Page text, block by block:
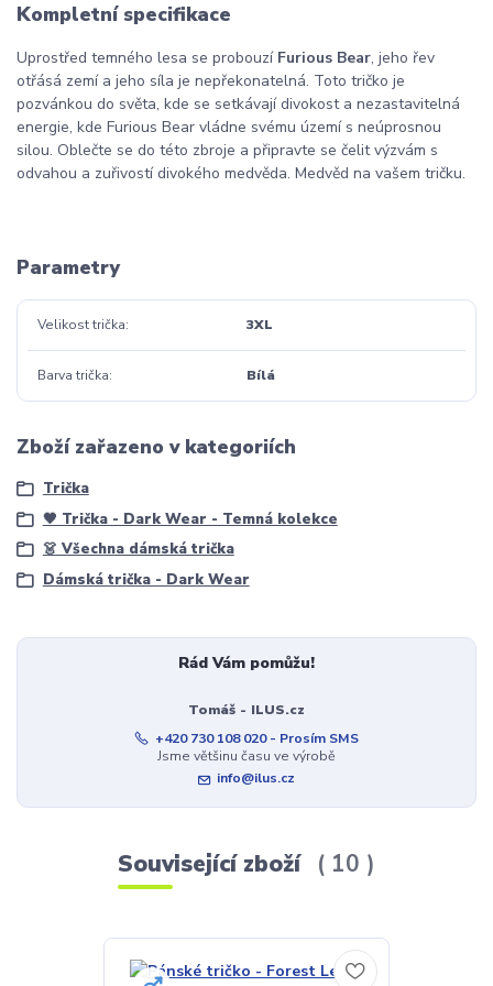
Kompletní specifikace
Uprostřed temného lesa se probouzí Furious Bear, jeho řev
otřásá zemí a jeho síla je nepřekonatelná. Toto tričko je
pozvánkou do světa, kde se setkávají divokost a nezastavitelná
energie, kde Furious Bear vládne svému území s neúprosnou
silou. Oblečte se do této zbroje a připravte se čelit výzvám s
odvahou a zuřivostí divokého medvěda. Medvěd na vašem tričku.
Parametry
Velikost trička 3XL
Barva trička Bílá
Zboží zařazeno v kategoriích
Trička
🖤 Trička - Dark Wear - Temná kolekce
👗 Všechna dámská trička
Dámská trička - Dark Wear
Rád Vám pomůžu!
Tomáš - ILUS.cz
+420 730 108 020 - Prosím SMS
Jsme většinu času ve výrobě
info@ilus.cz
Související zboží 10